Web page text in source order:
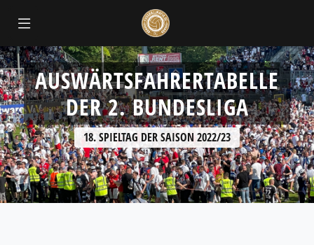
AUSWÄRTSFAHRERTABELLE
DER 2. BUNDESLIGA
18. SPIELTAG DER SAISON 2022/23